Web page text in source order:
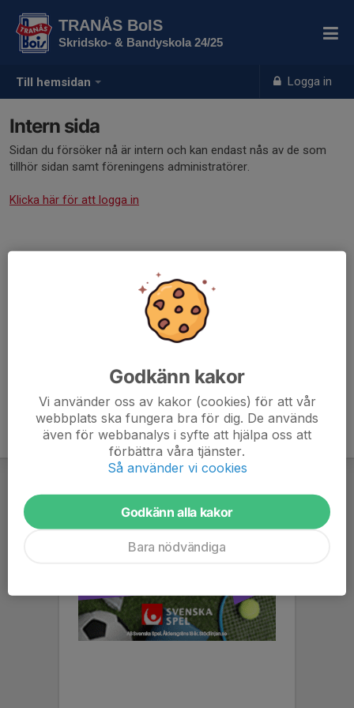
Till hemsidan Logga in
TRANÅS BoIS
Skridsko- & Bandyskola 24/25
Intern sida
Sidan du försöker nå är intern och kan endast nås av de som
tillhör sidan samt föreningens administratörer.
Klicka här för att logga in
Godkänn kakor
Vi använder oss av kakor (cookies) för att vår
webbplats ska fungera bra för dig. De används
även för webbanalys i syfte att hjälpa oss att
förbättra våra tjänster.
Så använder vi cookies
Godkänn alla kakor
Bara nödvändiga